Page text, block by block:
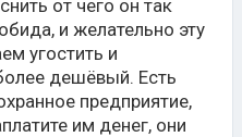
от чего он так
и желательно эту
угостить и
дешёвый. Есть
предприятие,
им денег, они